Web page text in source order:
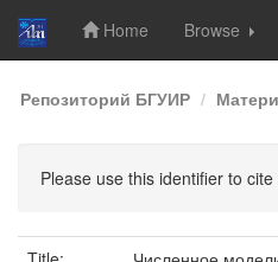
Skip
navigation
Home Browse
Репозиторий БГУИР
Please use this identifier to